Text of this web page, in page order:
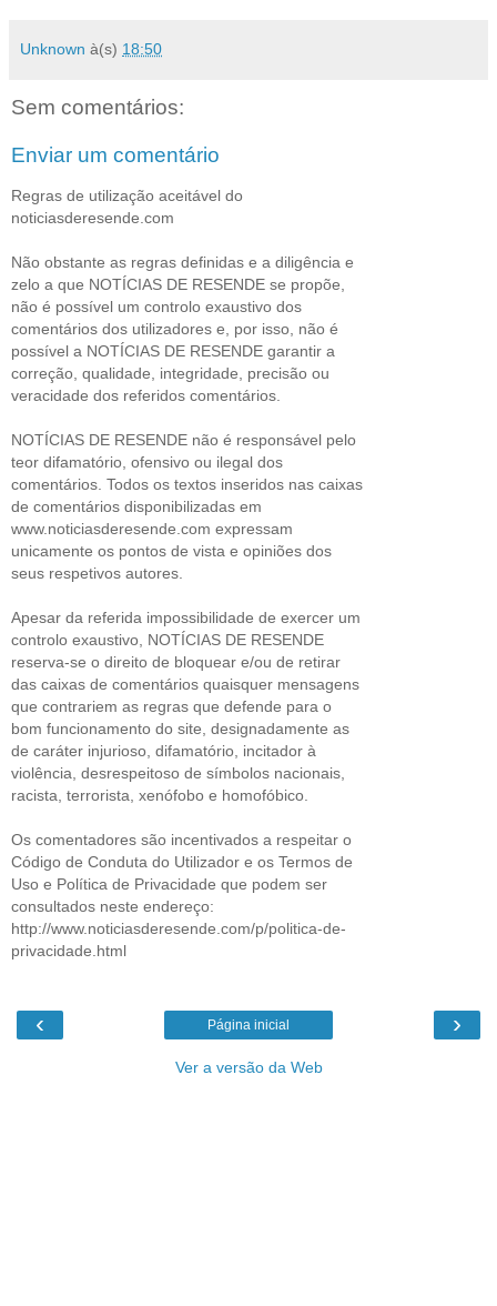
Unknown à(s) 18:50
Sem comentários:
Enviar um comentário
Regras de utilização aceitável do
noticiasderesende.com
Não obstante as regras definidas e a diligência e
zelo a que NOTÍCIAS DE RESENDE se propõe,
não é possível um controlo exaustivo dos
comentários dos utilizadores e, por isso, não é
possível a NOTÍCIAS DE RESENDE garantir a
correção, qualidade, integridade, precisão ou
veracidade dos referidos comentários.
NOTÍCIAS DE RESENDE não é responsável pelo
teor difamatório, ofensivo ou ilegal dos
comentários. Todos os textos inseridos nas caixas
de comentários disponibilizadas em
www.noticiasderesende.com expressam
unicamente os pontos de vista e opiniões dos
seus respetivos autores.
Apesar da referida impossibilidade de exercer um
controlo exaustivo, NOTÍCIAS DE RESENDE
reserva-se o direito de bloquear e/ou de retirar
das caixas de comentários quaisquer mensagens
que contrariem as regras que defende para o
bom funcionamento do site, designadamente as
de caráter injurioso, difamatório, incitador à
violência, desrespeitoso de símbolos nacionais,
racista, terrorista, xenófobo e homofóbico.
Os comentadores são incentivados a respeitar o
Código de Conduta do Utilizador e os Termos de
Uso e Política de Privacidade que podem ser
consultados neste endereço:
http://www.noticiasderesende.com/p/politica-de-
privacidade.html
‹ ›
Página inicial
Ver a versão da Web